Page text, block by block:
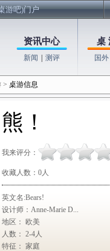
游吧)门户
资讯中心
新闻 测评
桌
国外
> 桌游信息
熊！
我来评分：
收藏人数： 0人
英文名:Bears!
设计师：Anne-Marie D...
地区： 欧美
人数： 2-4人
特征： 家庭